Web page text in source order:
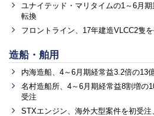
ユナイテッド・マリタイムの1～6月
転換
フロントライン、17年建造VLCC2隻
造船・舶用
内海造船、4～6月期経常益3.2倍の13
名村造船所、4～6月期経常益8割増の
受注
STXエンジン、海外大型案件を初受